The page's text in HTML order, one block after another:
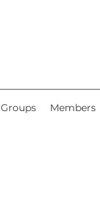
Groups Members